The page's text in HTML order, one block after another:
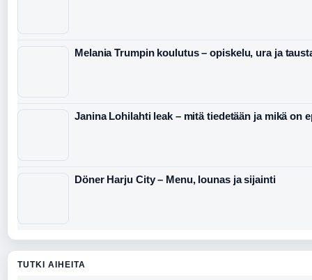
Melania Trumpin koulutus – opiskelu, ura ja
Janina Lohilahti leak – mitä tiedetään ja mikä on
Döner Harju City – Menu, lounas ja sijainti
TUTKI AIHEITA